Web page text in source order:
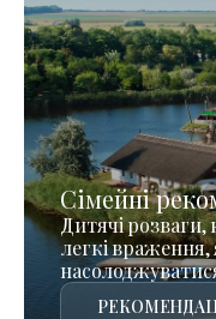
Сімейні
Дитячі
легкі